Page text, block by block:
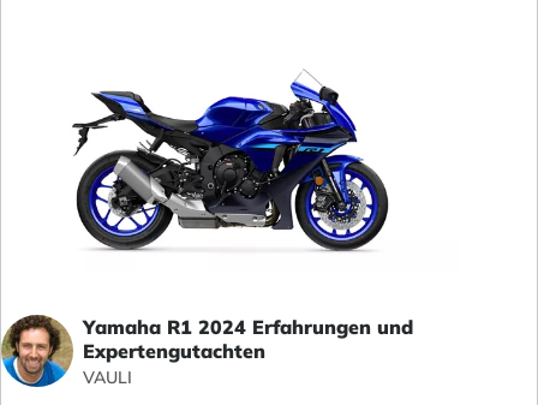
Yamaha R1 2024 Erfahrungen und
Expertengutachten
VAULI